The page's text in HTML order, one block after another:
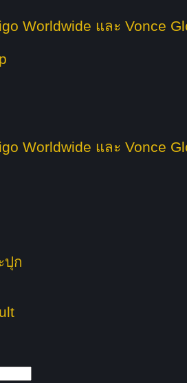
Worldwide และ Vonce Global
Worldwide และ Vonce Global